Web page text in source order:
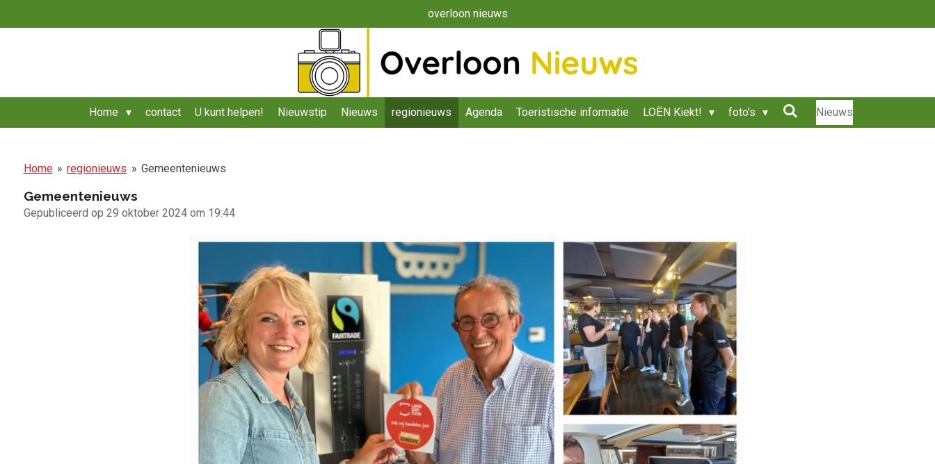
direct
overloon nieuws
Home contact U kunt helpen! Nieuwstip Nieuws regionieuws Agenda Toeristische informatie LOËN Kiekt! foto's Nieuws
Home » regionieuws » Gemeentenieuws
Gemeentenieuws
Gepubliceerd op 29 oktober 2024 om 19:44